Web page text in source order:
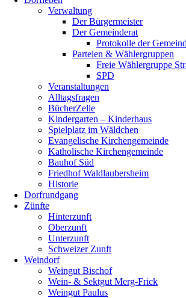
Verwaltung
Der Bürgermeister
Der Gemeinderat
Protokolle der
Parteien & Wählergruppen
Freie Wählergruppe
SPD
Veranstaltungen
Alltagsfragen
BücherZelle
Kindergarten – Kinderhaus
Spielplatz im Wäldchen
Evangelische Kirchengemeinde
Katholische Kirchengemeinde
Bauhof Süd
Friedhof Waldlaubersheim
Historie
Dorfrundgang
Zünfte
Hinterzunft
Oberzunft
Unterzunft
Schweizer Zunft
Weindorf
Weingut Bischof
Wein- & Sektgut Merg-Frick
Weingut Paulus